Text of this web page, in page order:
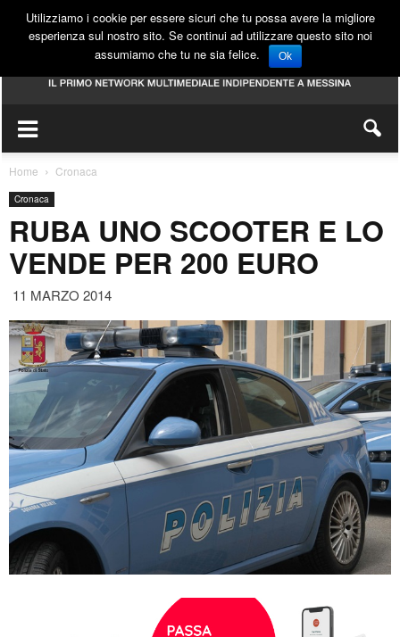
Home Cronaca
Cronaca
RUBA UNO SCOOTER E LO
VENDE PER 200 EURO
11 MARZO 2014
Utilizziamo i cookie per essere sicuri che tu possa avere la migliore
esperienza sul nostro sito. Se continui ad utilizzare questo sito noi
assumiamo che tu ne sia felice.
Ok